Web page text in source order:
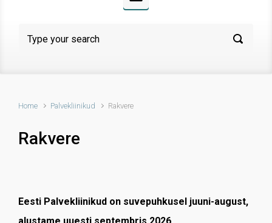
Home Palvekliinikud Rakvere
Rakvere
Eesti Palvekliinikud on suvepuhkusel juuni-august,